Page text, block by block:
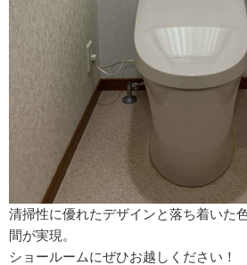
清掃性に優れたデザインと落ち着いた
間が実現。
ショールームにぜひお越しください！